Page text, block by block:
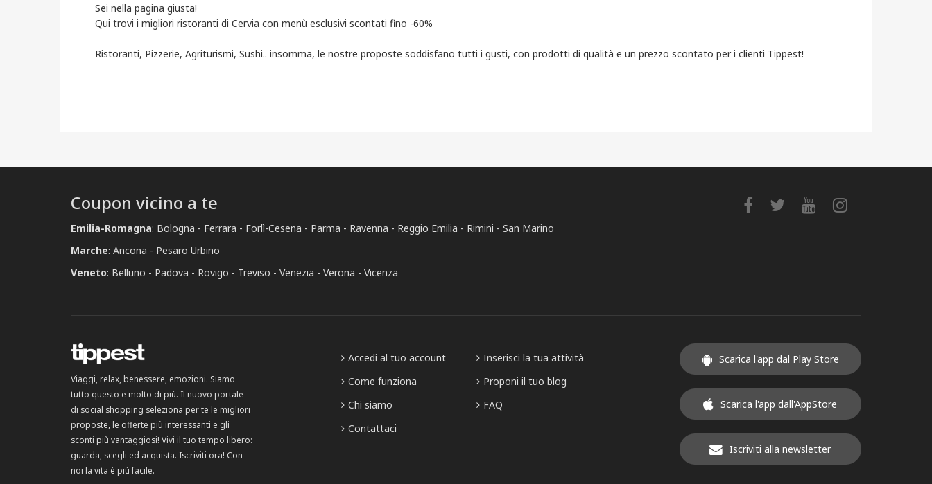
Sei nella pagina giusta!
Qui trovi i migliori ristoranti di Cervia con menù esclusivi scontati fino -60%
Ristoranti, Pizzerie, Agriturismi, Sushi.. insomma, le nostre proposte soddisfano tutti i gusti, con prodotti di qualità e un prezzo scontato per i clienti Tippest!
Coupon vicino a te
Emilia-Romagna: Bologna Ferrara Forlì-Cesena Parma Ravenna Reggio Emilia Rimini
San Marino
Marche: Ancona
Pesaro Urbino
Veneto: Belluno Padova Rovigo Treviso Venezia Verona Vicenza
Viaggi, relax, benessere, emozioni. Siamo
tutto questo e molto di più. Il nuovo portale
di social shopping seleziona per te le migliori
proposte, le offerte più interessanti e gli
sconti più vantaggiosi! Vivi il tuo tempo libero:
guarda, scegli ed acquista. Iscriviti ora! Con
noi la vita è più facile.
Accedi al tuo account
Come funziona
Chi siamo
Contattaci
Inserisci la tua attività
Proponi il tuo blog
FAQ
Scarica l'app dal Play Store
Scarica l'app dall'AppStore
Iscriviti alla newsletter